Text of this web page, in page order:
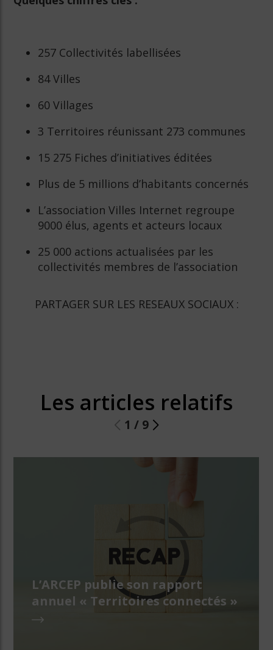
257 Collectivités labellisées
84 Villes
60 Villages
3 Territoires réunissant 273 communes
15 275 Fiches d’initiatives éditées
Plus de 5 millions d’habitants concernés
L’association Villes Internet regroupe
9000 élus, agents et acteurs locaux
25 000 actions actualisées par les
collectivités membres de l’association
PARTAGER SUR LES RESEAUX SOCIAUX :
Les articles relatifs
1 / 9
L’ARCEP publie son rapport
annuel « Territoires connectés »